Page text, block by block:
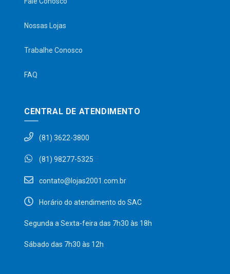
Nossas Lojas
Trabalhe Conosco
FAQ
CENTRAL DE ATENDIMENTO
(81) 3622-3800
(81) 98277-5325
contato@lojas2001.com.br
Horário do atendimento do SAC
Segunda a Sexta-feira das 7h30 às 18h
Sábado das 7h30 às 12h